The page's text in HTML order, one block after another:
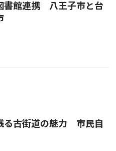
書館連携 八王子市と台
る古街道の魅力 市民自